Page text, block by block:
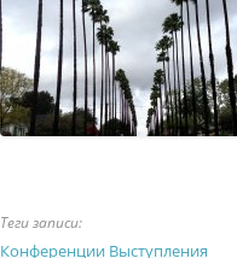
Теги записи:
Конференции Выступления